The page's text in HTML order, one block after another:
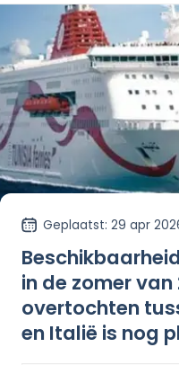
Geplaatst: 29 apr
in de zomer
overtochten
en Italië is nog